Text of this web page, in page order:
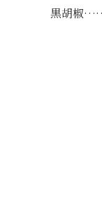
黒胡椒